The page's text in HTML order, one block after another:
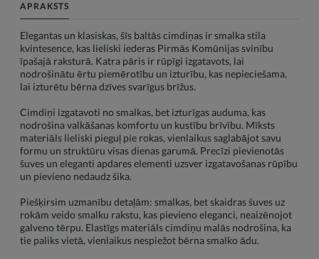
APRAKSTS
Elegantas un klasiskas, šīs baltās cimdiņas ir smalka stila
kvintesence, kas lieliski iederas Pirmās Komūnijas svinību
īpašajā raksturā. Katra pāris ir rūpīgi izgatavots, lai
nodrošinātu ērtu piemērotību un izturību, kas nepieciešama,
lai izturētu bērna dzīves svarīgus brīžus.
Cimdiņi izgatavoti no smalkas, bet izturīgas auduma, kas
nodrošina valkāšanas komfortu un kustību brīvību. Mīksts
materiāls lieliski pieguļ pie rokas, vienlaikus saglabājot savu
formu un struktūru visas dienas garumā. Precīzi pievienotās
šuves un eleganti apdares elementi uzsver izgatavošanas rūpību
un pievieno nedaudz šika.
Piešķirsim uzmanību detaļām: smalkas, bet skaidras šuves uz
rokām veido smalku rakstu, kas pievieno eleganci, neaizēnojot
galveno tērpu. Elastīgs materiāls cimdiņu malās nodrošina, ka
tie paliks vietā, vienlaikus nespiežot bērna smalko ādu.